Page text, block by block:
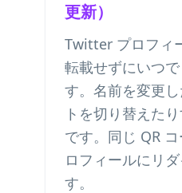
更新）
Twitter プロフィ
転載せずにいつ
す。名前を変更
トを切り替えた
です。同じ QR
ロフィールにリ
す。